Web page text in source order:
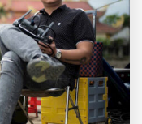
ĐỒNG HÀNH CÙNG TVC THIÊN ĐƯỜNG SỮA MỘC CHÂU I VIỆT-FLYCAM
ĐỒNG HÀNH CÙNG MASTERCARD TẾT 2022 - ĐÓN MÙA ĐOÀN TỤ | VIỆT FLYCAM
ĐỒNG HÀNH CÙNG MV VINAMILK BÓNG ĐÁ "VIỆT NAM TA CÓ'' | VIỆT FLYCAM